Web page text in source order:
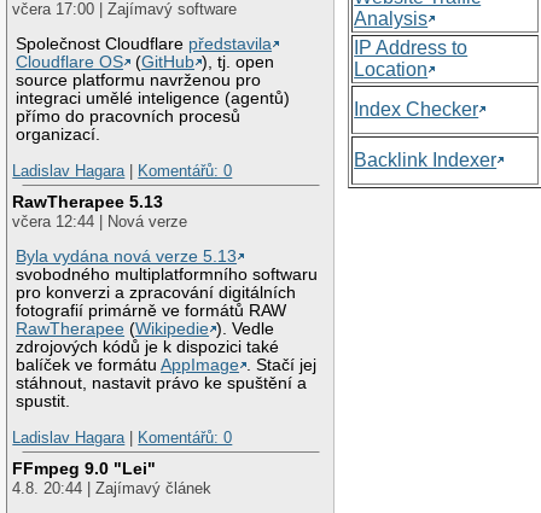
včera 17:00 | Zajímavý software
Společnost Cloudflare představila
Cloudflare OS
(GitHub ), tj. open
source platformu navrženou pro
integraci umělé inteligence (agentů)
přímo do pracovních procesů
organizací.
Ladislav Hagara
Komentářů: 0
RawTherapee 5.13
včera 12:44 | Nová verze
Byla vydána nová verze 5.13
svobodného multiplatformního softwaru
pro konverzi a zpracování digitálních
fotografií primárně ve formátů RAW
RawTherapee (Wikipedie ). Vedle
zdrojových kódů je k dispozici také
balíček ve formátuAppImage . Stačí jej
stáhnout, nastavit právo ke spuštění a
spustit.
Ladislav Hagara
Komentářů: 0
FFmpeg 9.0 "Lei"
4.8. 20:44 | Zajímavý článek
Analysis
IP Address to
Location
Index Checker
Backlink Indexer